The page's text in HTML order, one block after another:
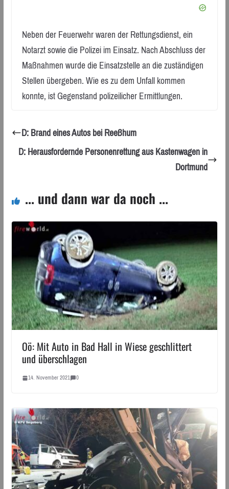
Neben der Feuerwehr waren der Rettungsdienst, ein
Notarzt sowie die Polizei im Einsatz. Nach Abschluss der
Maßnahmen wurde die Einsatzstelle an die zuständigen
Stellen übergeben. Wie es zu dem Unfall kommen
konnte, ist Gegenstand polizeilicher Ermittlungen.
D: Brand eines Autos bei Reeßhum
D: Herausfordernde Personenrettung aus Kastenwagen in
Dortmund
... und dann war da noch ...
Oö: Mit Auto in Bad Hall in Wiese geschlittert
und überschlagen
14. November 2021 0